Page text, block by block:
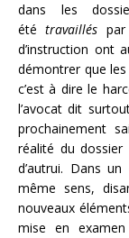
dans les
ététravaillés par
d’instruction ont
démontrer que
c’est à dire le
l’avocat dit
prochainement
réalité du
d’autrui. Dans
même sens,
nouveaux
mise en